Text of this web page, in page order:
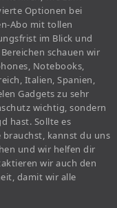
Optionen bei
Abo mit tollen
im Blick und
schauen wir
Notebooks,
Italien, Spanien,
Gadgets zu sehr
wichtig, sondern
hast. Sollte es
brauchst, kannst du uns
und wir helfen dir
wir auch den
damit wir alle